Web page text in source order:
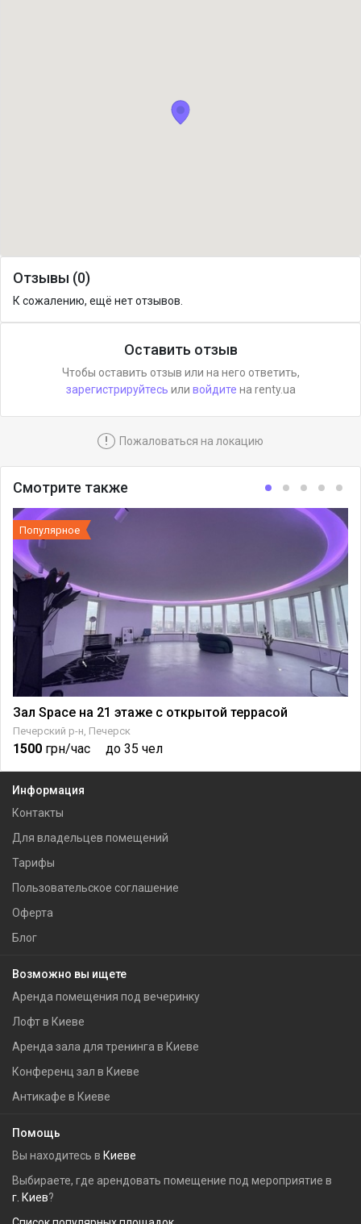
Отзывы (0)
К сожалению, ещё нет отзывов.
Оставить отзыв
Чтобы оставить отзыв или на него ответить,
зарегистрируйтесь или войдите на renty.ua
! Пожаловаться на локацию
Смотрите также
Популярное
Зал Space на 21 этаже с открытой террасой
Печерский р-н, Печерск
1500 грн/час до 35 чел
Информация
Контакты
Для владельцев помещений
Тарифы
Пользовательское соглашение
Оферта
Блог
Возможно вы ищете
Аренда помещения под вечеринку
Лофт в Киеве
Аренда зала для тренинга в Киеве
Конференц зал в Киеве
Антикафе в Киеве
Помощь
Вы находитесь в Киеве
Выбираете, где арендовать помещение под мероприятие в
г. Киев?